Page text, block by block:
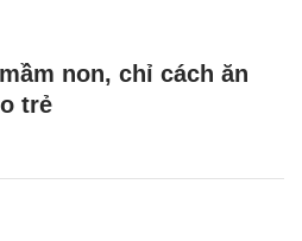
non, chỉ cách ăn
trẻ